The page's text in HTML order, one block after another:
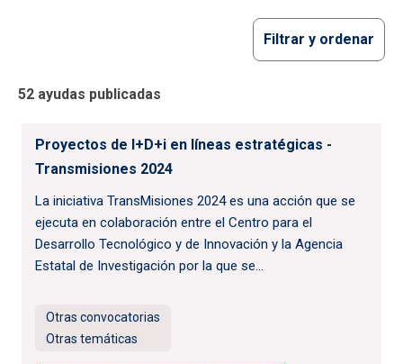
52 ayudas publicadas
Filtrar y ordenar
Proyectos de I+D+i en líneas estratégicas -
Transmisiones 2024
La iniciativa TransMisiones 2024 es una acción que se
ejecuta en colaboración entre el Centro para el
Desarrollo Tecnológico y de Innovación y la Agencia
Estatal de Investigación por la que se...
Otras convocatorias
Otras temáticas